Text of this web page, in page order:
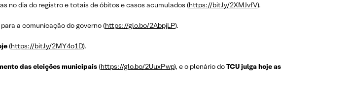
no dia do registro e totais de óbitos e casos acumulados (https://bit.ly/2XMJvfV).
para a comunicação do governo (https://glo.bo/2AbpjLP).
(https://bit.ly/2MY4o1D).
das eleições municipais(https://glo.bo/2UuxPwp), e o plenário doTCU julga hoje as